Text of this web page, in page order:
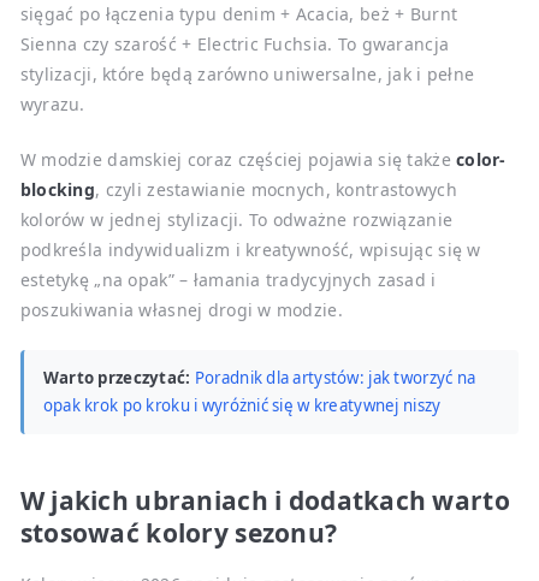
sięgać po łączenia typu denim + Acacia, beż + Burnt
Sienna czy szarość + Electric Fuchsia. To gwarancja
stylizacji, które będą zarówno uniwersalne, jak i pełne
wyrazu.
W modzie damskiej coraz częściej pojawia się takżecolor-
blocking, czyli zestawianie mocnych, kontrastowych
kolorów w jednej stylizacji. To odważne rozwiązanie
podkreśla indywidualizm i kreatywność, wpisując się w
estetykę „na opak” – łamania tradycyjnych zasad i
poszukiwania własnej drogi w modzie.
Warto przeczytać: Poradnik dla artystów: jak tworzyć na
opak krok po kroku i wyróżnić się w kreatywnej niszy
W jakich ubraniach i dodatkach warto
stosować kolory sezonu?